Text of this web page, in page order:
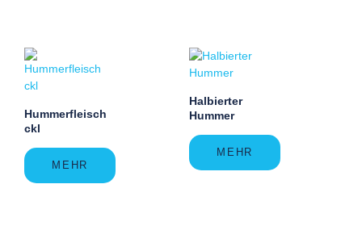
Hummerfleisch
ckl
MEHR
Halbierter
Hummer
MEHR